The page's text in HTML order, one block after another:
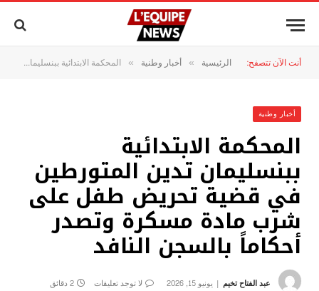
أنت الآن تتصفح: الرئيسية » أخبار وطنية » المحكمة الابتدائية ببنسليمان تدين المتورطين في قضية تحريض طفل على شرب مادة مسكرة وتصدر أحكاماً بالسجن النافد
أخبار وطنية
المحكمة الابتدائية
ببنسليمان تدين المتورطين
في قضية تحريض طفل على
شرب مادة مسكرة وتصدر
أحكاماً بالسجن النافد
عبد الفتاح تخيم يونيو 15, 2026 لا توجد تعليقات 2 دقائق